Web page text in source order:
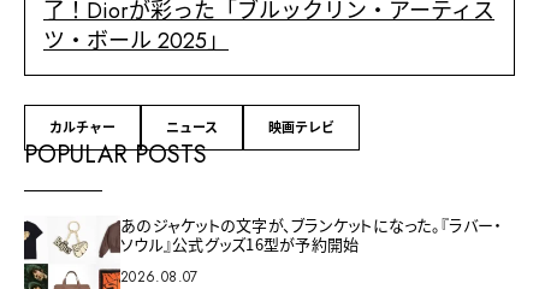
了！Diorが彩った「ブルックリン・アーティス
ツ・ボール 2025」
カルチャー ニュース 映画テレビ
POPULAR POSTS
あのジャケットの文字が、ブランケットになった。『ラバー・
ソウル』公式グッズ16型が予約開始
2026.08.07